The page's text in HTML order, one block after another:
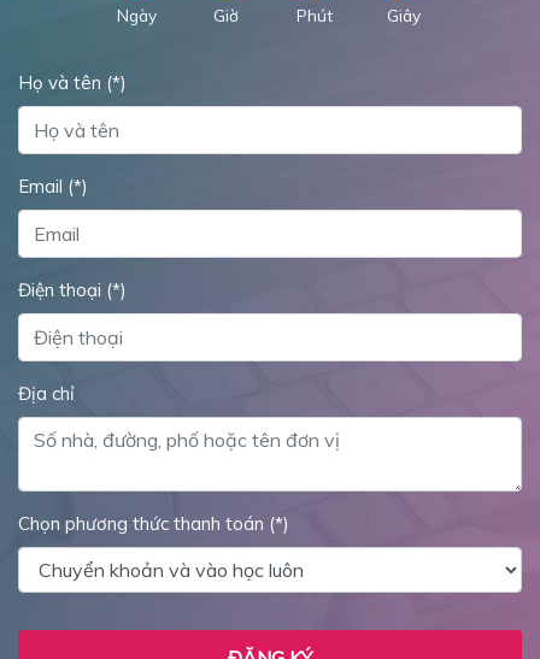
Ngày Giờ Phút Giây
Họ và tên (*)
Email (*)
Điện thoại (*)
Địa chỉ
Chọn phương thức thanh toán (*)